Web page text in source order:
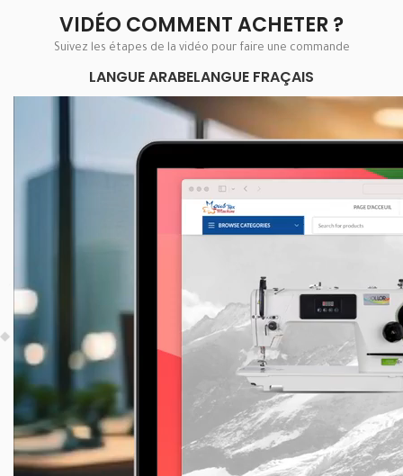
VIDÉO COMMENT ACHETER ?
Suivez les étapes de la vidéo pour faire une commande
LANGUE ARABELANGUE FRAÇAIS